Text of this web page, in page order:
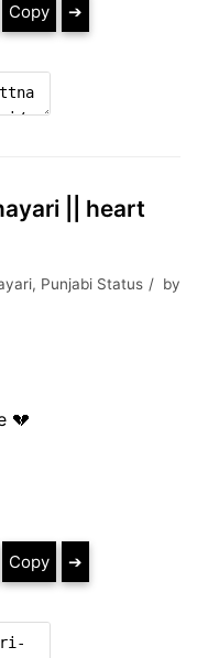
Copy ➔
|| heart
, Punjabi Status
by
💔
Copy ➔